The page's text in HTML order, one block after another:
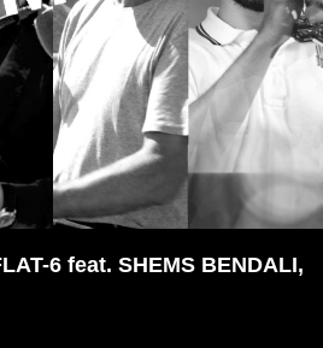
6 feat. SHEMS BENDALI,